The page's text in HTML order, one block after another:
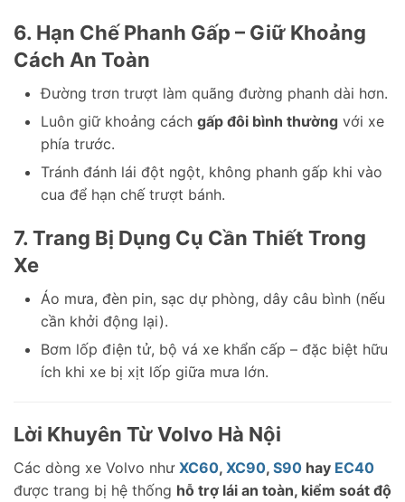
6. Hạn Chế Phanh Gấp – Giữ Khoảng
Cách An Toàn
Đường trơn trượt làm quãng đường phanh dài hơn.
Luôn giữ khoảng cách gấp đôi bình thường với xe
phía trước.
Tránh đánh lái đột ngột, không phanh gấp khi vào
cua để hạn chế trượt bánh.
7. Trang Bị Dụng Cụ Cần Thiết Trong
Xe
Áo mưa, đèn pin, sạc dự phòng, dây câu bình (nếu
cần khởi động lại).
Bơm lốp điện tử, bộ vá xe khẩn cấp – đặc biệt hữu
ích khi xe bị xịt lốp giữa mưa lớn.
Lời Khuyên Từ Volvo Hà Nội
Các dòng xe Volvo như XC60, XC90, S90 hay EC40
được trang bị hệ thống hỗ trợ lái an toàn, kiểm soát độ